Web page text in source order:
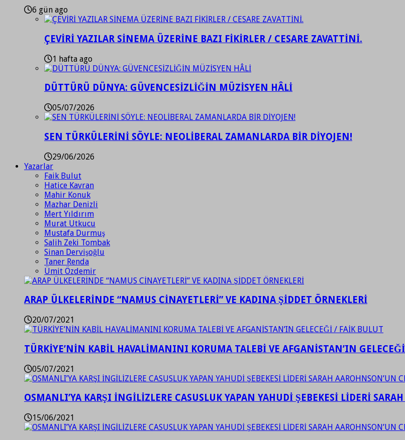
6 gün ago
ÇEVİRİ YAZILAR SİNEMA ÜZERİNE BAZI FİKİRLER / CESARE ZAVATTİNİ.
1 hafta ago
DÜTTÜRÜ DÜNYA: GÜVENCESİZLİĞİN MÜZİSYEN HÂLİ
05/07/2026
SEN TÜRKÜLERİNİ SÖYLE: NEOLİBERAL ZAMANLARDA BİR DİYOJEN!
29/06/2026
Yazarlar
Faik Bulut
Hatice Kavran
Mahir Konuk
Mazhar Denizli
Mert Yıldırım
Murat Utkucu
Mustafa Durmuş
Salih Zeki Tombak
Sinan Dervişoğlu
Taner Renda
Ümit Özdemir
ARAP ÜLKELERİNDE “NAMUS CİNAYETLERİ” VE KADINA ŞİDDET ÖRNEKLERİ
20/07/2021
TÜRKİYE’NİN KABİL HAVALİMANINI KORUMA TALEBİ VE AFGANİSTAN’IN
05/07/2021
OSMANLI’YA KARŞI İNGİLİZLERE CASUSLUK YAPAN YAHUDİ ŞEBEKESİ LİDERİ
15/06/2021